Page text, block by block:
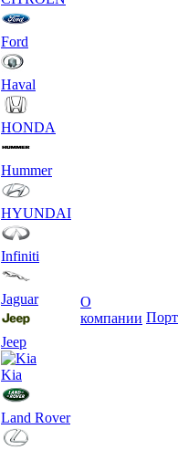
Ford
Haval
HONDA
Hummer
HYUNDAI
Infiniti
Jaguar
Jeep
Kia
Land Rover
О
компании